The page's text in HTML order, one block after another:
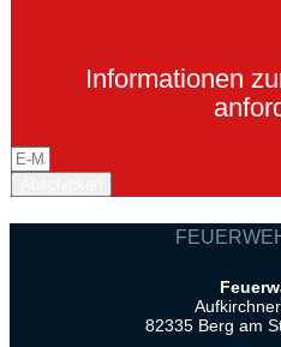
Informationen
82335 Berg am